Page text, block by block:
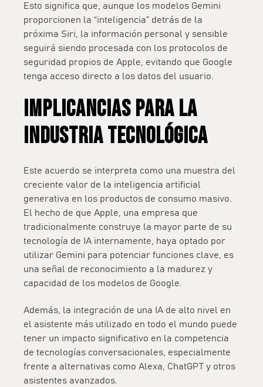
Esto significa que, aunque los modelos Gemini
proporcionen la “inteligencia” detrás de la
próxima Siri,
la información personal y sensible
seguirá siendo procesada con los protocolos de
seguridad propios de Apple , evitando que Google
tenga acceso directo a los datos del usuario.
IMPLICANCIAS PARA LA
INDUSTRIA TECNOLÓGICA
Este acuerdo se interpreta como una muestra del
creciente valor de la inteligencia artificial
generativa en los productos de consumo masivo.
El hecho de que Apple, una empresa que
tradicionalmente construye la mayor parte de su
tecnología de IA internamente, haya optado por
utilizar Gemini para potenciar funciones clave, es
una señal de reconocimiento a la madurez y
capacidad de los modelos de Google.
Además, la integración de una IA de alto nivel en
el asistente más utilizado en todo el mundo puede
tener un impacto significativo en la competencia
de tecnologías conversacionales, especialmente
frente a alternativas como Alexa, ChatGPT y otros
asistentes avanzados.